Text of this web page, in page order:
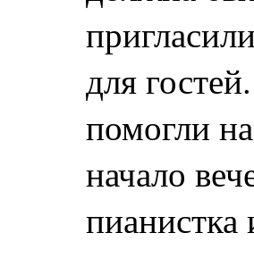
для
помогли
начало
пианистка